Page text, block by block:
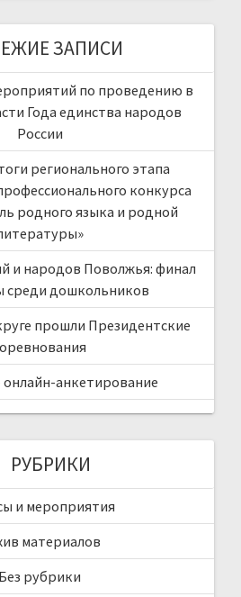
ЗАПИСИ
по проведению в
Года единства народов
России
регионального этапа
конкурса
родного языка и родной
и народов Поволжья: финал
среди дошкольников
прошли Президентские
анкетирование
РУБРИКИ
и мероприятия
материалов
Без рубрики